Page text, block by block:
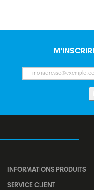
INFORMATIONS PRODUITS
SERVICE CLIENT